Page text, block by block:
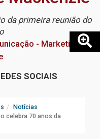
da primeira reunião do
- Marketing
SOCIAIS
Notícias
celebra 70 anos da